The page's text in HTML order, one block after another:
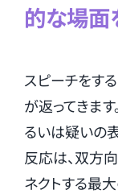
的な場面
スピーチをす
が返ってきま
るいは疑いの
反応は、双方
ネクトする最